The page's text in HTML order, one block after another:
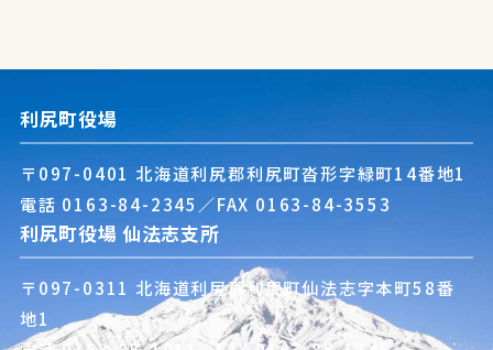
利尻町役場
〒097-0401 北海道利尻郡利尻町沓形字緑町14番地1
電話 0163-84-2345 ／FAX 0163-84-3553
利尻町役場 仙法志支所
〒097-0311 北海道利尻郡利尻町仙法志字本町58番
地1